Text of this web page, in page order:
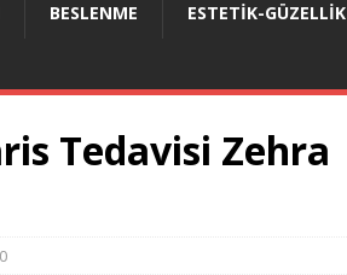
BESLENME ESTETIK-GÜZELLIK
Tedavisi Zehra
0